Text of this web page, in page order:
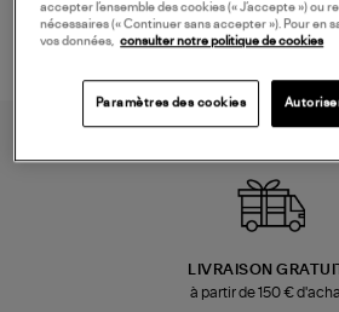
LIVRAISON
à partir de 150 €
accepter l’ensemble des cookies (« J’accepte ») ou
nécessaires (« Continuer sans accepter »). Pour en
vos données, consulter notre politique de cookies
Paramètres des cookies